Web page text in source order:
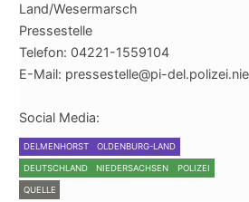
Land/Wesermarsch
Pressestelle
Telefon: 04221-1559104
E-Mail: pressestelle@pi-
Social Media:
DELMENHORST OLDENBURG-LAND
DEUTSCHLAND NIEDERSACHSEN POLIZEI
QUELLE